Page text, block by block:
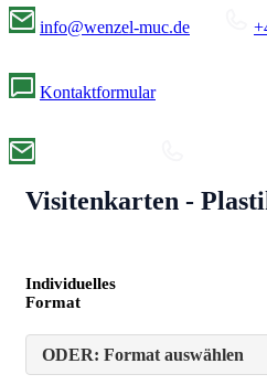
info@wenzel-muc.de
Kontaktformular
Visitenkarten -
Individuelles
Format